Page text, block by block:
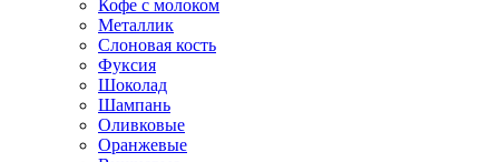
Кофе с молоком
Металлик
Слоновая кость
Фуксия
Шоколад
Шампань
Оливковые
Оранжевые